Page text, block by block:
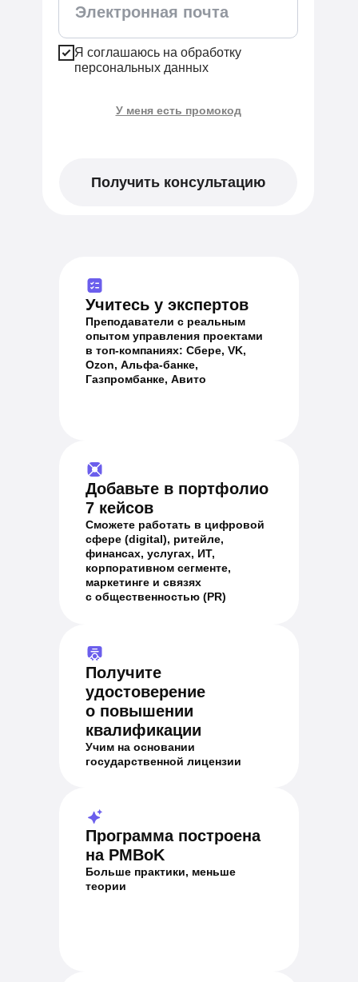
Я соглашаюсь на обработку
персональных данных
Получить консультацию
Применить
У меня есть промокод
Учитесь у экспертов
Преподаватели с реальным
опытом управления проектами
в топ-компаниях: Сбере, VK,
Ozon, Альфа-банке,
Газпромбанке, Авито
Добавьте в портфолио
7 кейсов
Сможете работать в цифровой
сфере (digital), ритейле,
финансах, услугах, ИТ,
корпоративном сегменте,
маркетинге и связях
с общественностью (PR)
Получите
удостоверение
о повышении
квалификации
Учим на основании
государственной лицензии
Программа построена
на PMBoK
Больше практики, меньше
теории